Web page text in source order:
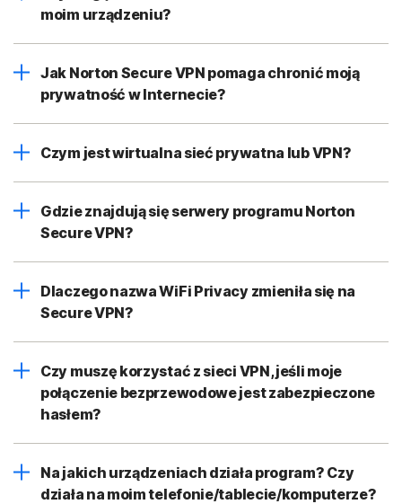
moim urządzeniu?
Jak Norton Secure VPN pomaga chronić moją
prywatność w Internecie?
Czym jest wirtualna sieć prywatna lub VPN?
Gdzie znajdują się serwery programu Norton
Secure VPN?
Dlaczego nazwa WiFi Privacy zmieniła się na
Secure VPN?
Czy muszę korzystać z sieci VPN, jeśli moje
połączenie bezprzewodowe jest zabezpieczone
hasłem?
Na jakich urządzeniach działa program? Czy
działa na moim telefonie/tablecie/komputerze?